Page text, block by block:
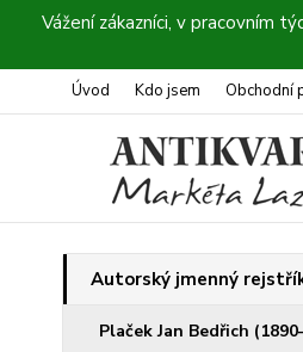
Vážení zákazníci, v pracovním
Úvod Kdo jsem Obchodní
Autorský jmenný
Plaček Jan Bedřich